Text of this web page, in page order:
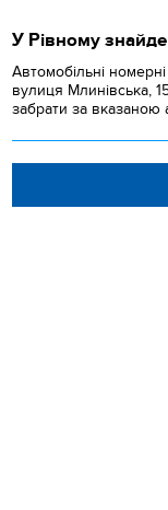
У Рівному
Автомобільні
вулиця Млинівська,
забрати за вказаною